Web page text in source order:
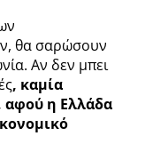
θα σαρώσουν
Αν δεν μπει
, καμία
αφού η Ελλάδα